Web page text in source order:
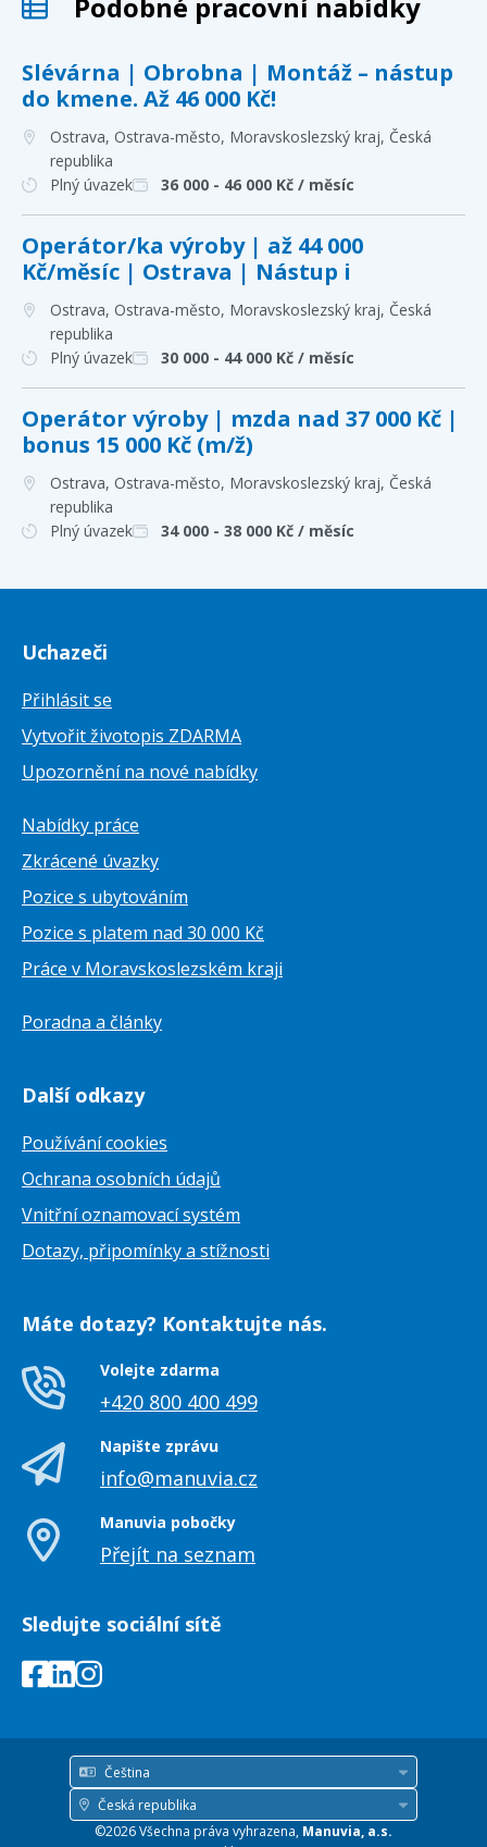
Slévárna | Obrobna | Montáž – nástup
do kmene. Až 46 000 Kč!
Ostrava, Ostrava-město, Moravskoslezský kraj, Česká
republika
Plný úvazek
36 000 - 46 000 Kč / měsíc
Operátor/ka výroby | až 44 000
Kč/měsíc | Ostrava | Nástup i
Ostrava, Ostrava-město, Moravskoslezský kraj, Česká
republika
Plný úvazek
30 000 - 44 000 Kč / měsíc
Operátor výroby | mzda nad 37 000 Kč |
bonus 15 000 Kč (m/ž)
Ostrava, Ostrava-město, Moravskoslezský kraj, Česká
republika
Plný úvazek
34 000 - 38 000 Kč / měsíc
Uchazeči
Přihlásit se
Vytvořit životopis ZDARMA
Upozornění na nové nabídky
Nabídky práce
Zkrácené úvazky
Pozice s ubytováním
Pozice s platem nad 30 000 Kč
Práce v Moravskoslezském kraji
Poradna a články
Další odkazy
Používání cookies
Ochrana osobních údajů
Vnitřní oznamovací systém
Dotazy, připomínky a stížnosti
Máte dotazy? Kontaktujte nás.
Volejte zdarma
+420 800 400 499
Napište zprávu
info@manuvia.cz
Manuvia pobočky
Přejít na seznam
Sledujte sociální sítě
Čeština
Jazyk
Česká republika
Země
©2026 Všechna práva vyhrazena, Manuvia, a.s.